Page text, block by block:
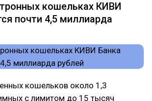
кошельках КИВИ
почти 4,5 миллиарда
кошельков около 1,3
с лимитом до 15 тысяч